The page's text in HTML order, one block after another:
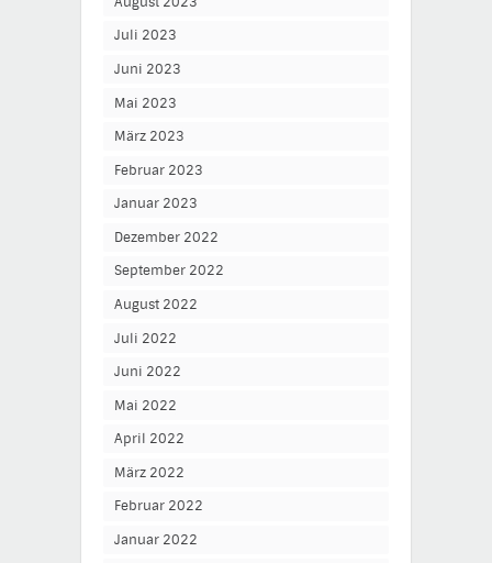
Juli 2023
Juni 2023
Mai 2023
März 2023
Februar 2023
Januar 2023
Dezember 2022
September 2022
August 2022
Juli 2022
Juni 2022
Mai 2022
April 2022
März 2022
Februar 2022
Januar 2022